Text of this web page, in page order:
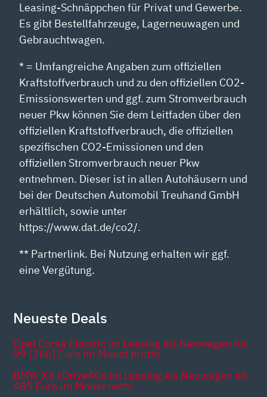
Leasing-Schnäppchen für Privat und Gewerbe.
Es gibt Bestellfahrzeuge, Lagerneuwagen und
Gebrauchtwagen.
* = Umfangreiche Angaben zum offiziellen
Kraftstoffverbrauch und zu den offiziellen CO2-
Emissionswerten und ggf. zum Stromverbrauch
neuer Pkw können Sie dem Leitfaden über den
offiziellen Kraftstoffverbrauch, die offiziellen
spezifischen CO2-Emissionen und den
offiziellen Stromverbrauch neuer Pkw
entnehmen. Dieser ist in allen Autohäusern und
bei der Deutschen Automobil Treuhand GmbH
erhältlich, sowie unter
https://www.dat.de/co2/.
** Partnerlink. Bei Nutzung erhalten wir ggf.
eine Vergütung.
Neueste Deals
Opel Corsa Electric im Leasing als Neuwagen für
99 [266] Euro im Monat brutto
BMW X3 xDrive40d im Leasing als Neuwagen ab
485 Euro im Monat netto